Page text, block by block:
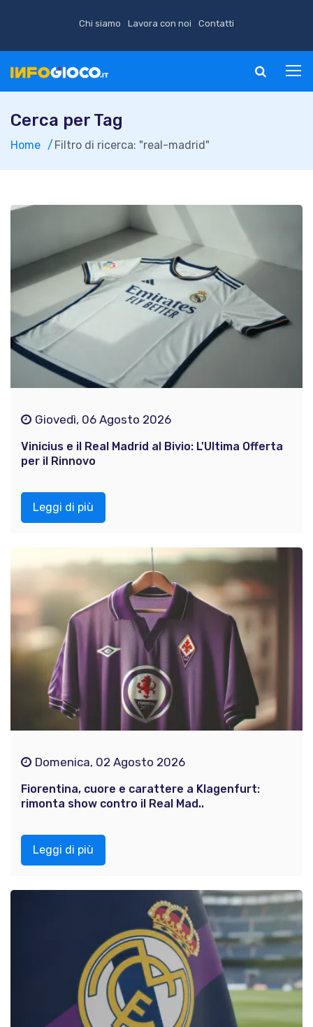
Chi siamo Lavora con noi Contatti
Cerca per Tag
Home Filtro di ricerca: "real-madrid"
Giovedì, 06 Agosto 2026
Vinicius e il Real Madrid al Bivio: L'Ultima Offerta
per il Rinnovo
Leggi di più
Domenica, 02 Agosto 2026
Fiorentina, cuore e carattere a Klagenfurt:
rimonta show contro il Real Mad..
Leggi di più